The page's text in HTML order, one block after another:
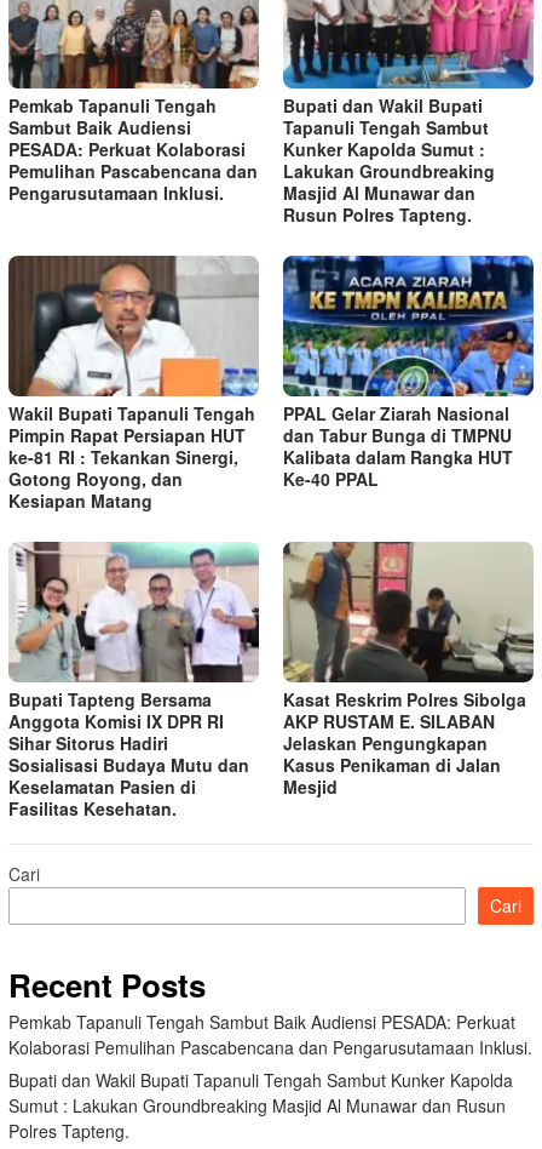
Pemkab Tapanuli Tengah
Sambut Baik Audiensi
PESADA: Perkuat Kolaborasi
Pemulihan Pascabencana dan
Pengarusutamaan Inklusi.
Bupati dan Wakil Bupati
Tapanuli Tengah Sambut
Kunker Kapolda Sumut :
Lakukan Groundbreaking
Masjid Al Munawar dan
Rusun Polres Tapteng.
Wakil Bupati Tapanuli Tengah
Pimpin Rapat Persiapan HUT
ke-81 RI : Tekankan Sinergi,
Gotong Royong, dan
Kesiapan Matang
PPAL Gelar Ziarah Nasional
dan Tabur Bunga di TMPNU
Kalibata dalam Rangka HUT
Ke-40 PPAL
Bupati Tapteng Bersama
Anggota Komisi IX DPR RI
Sihar Sitorus Hadiri
Sosialisasi Budaya Mutu dan
Keselamatan Pasien di
Fasilitas Kesehatan.
Kasat Reskrim Polres Sibolga
AKP RUSTAM E. SILABAN
Jelaskan Pengungkapan
Kasus Penikaman di Jalan
Mesjid
Cari
Cari
Recent Posts
Pemkab Tapanuli Tengah Sambut Baik Audiensi PESADA: Perkuat
Kolaborasi Pemulihan Pascabencana dan Pengarusutamaan Inklusi.
Bupati dan Wakil Bupati Tapanuli Tengah Sambut Kunker Kapolda
Sumut : Lakukan Groundbreaking Masjid Al Munawar dan Rusun
Polres Tapteng.